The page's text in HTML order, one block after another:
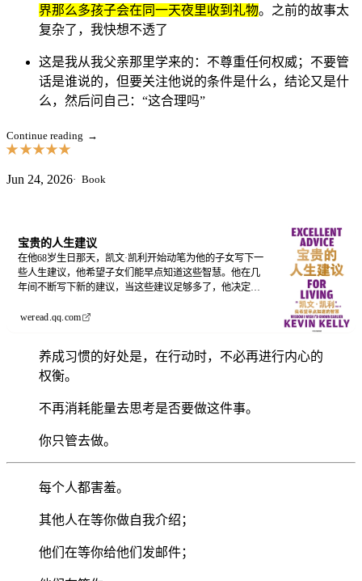
界那么多孩子会在同一天夜里收到礼物。之前的故事太
复杂了，我快想不透了
这是我从我父亲那里学来的：不尊重任何权威；不要管
话是谁说的，但要关注他说的条件是什么，结论又是什
么，然后问自己：“这合理吗”
Continue reading →
★★★★★
Jun 24, 2026 Book
宝贵的人生建议
在他68岁生日那天，凯文·凯利开始动笔为他的子女写下一
些人生建议，他希望子女们能早点知道这些智慧。他在几
年间不断写下新的建议，当这些建议足够多了，他决定写
分享这些建议。这些建议有些基于他特定的人生经验，但
weread.qq.com
养成习惯的好处是，在行动时，不必再进行内心的
权衡。
不再消耗能量去思考是否要做这件事。
你只管去做。
每个人都害羞。
其他人在等你做自我介绍；
他们在等你给他们发邮件；